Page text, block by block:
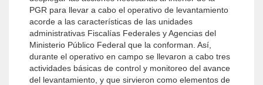
PGR para llevar a cabo el operativo de levantamiento
acorde a las características de las unidades
administrativas Fiscalías Federales y Agencias del
Ministerio Público Federal que la conforman. Así,
durante el operativo en campo se llevaron a cabo tres
actividades básicas de control y monitoreo del avance
del levantamiento, y que sirvieron como elementos de